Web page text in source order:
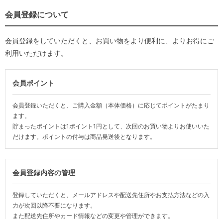
会員登録について
会員登録をしていただくと、お買い物をより便利に、よりお得にご
利用いただけます。
会員ポイント
会員登録いただくと、ご購入金額（本体価格）に応じてポイントがたまり
ます。
貯まったポイントは1ポイント1円として、次回のお買い物よりお使いいた
だけます。ポイントの付与は商品発送後となります。
会員登録内容の管理
登録していただくと、メールアドレスや配送先住所やお支払方法などの入
力が次回以降不要になります。
また配送先住所やカード情報などの変更や管理ができます。